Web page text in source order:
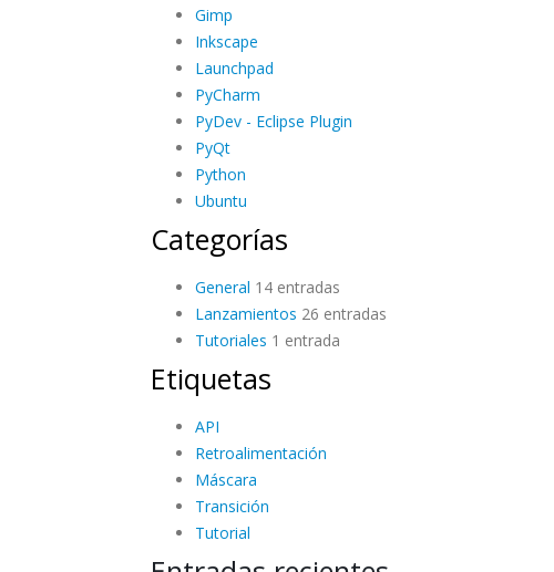
Gimp
Inkscape
Launchpad
PyCharm
PyDev - Eclipse Plugin
PyQt
Python
Ubuntu
Categorías
General 14 entradas
Lanzamientos 26 entradas
Tutoriales 1 entrada
Etiquetas
API
Retroalimentación
Máscara
Transición
Tutorial